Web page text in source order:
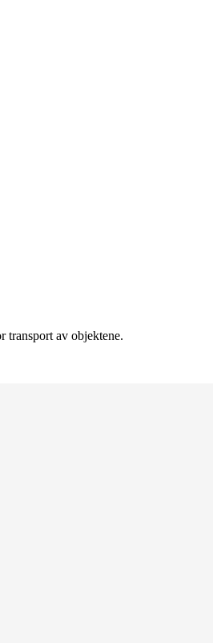
transport av objektene.